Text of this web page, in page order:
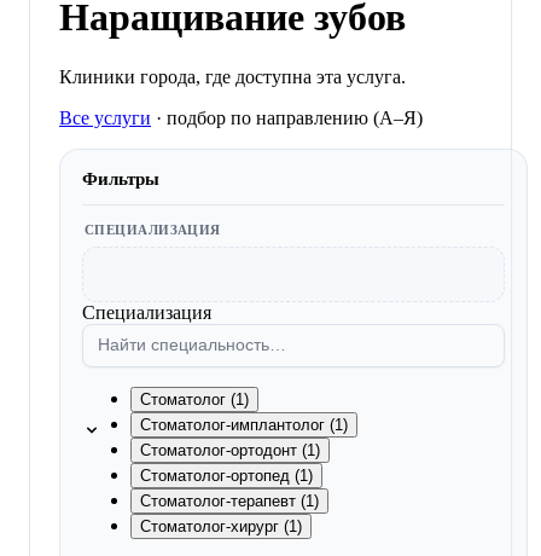
Наращивание зубов
Клиники города, где доступна эта услуга.
Все услуги · подбор по направлению (A–Я)
Фильтры
СПЕЦИАЛИЗАЦИЯ
Специализация
Стоматолог (1)
Стоматолог-имплантолог (1)
Стоматолог-ортодонт (1)
Стоматолог-ортопед (1)
Стоматолог-терапевт (1)
Стоматолог-хирург (1)